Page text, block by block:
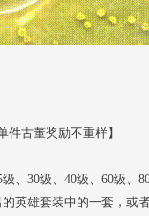
件古董奖励不重样】
、30级、40级、60级
英雄套装中的一套，或